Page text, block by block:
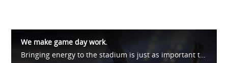
We make game day work.
Bringing energy to the stadium is just as important to us as it is to the fans. And we don't stop there. We're out on the fairways and all along the racetrack too. See how we help make game day possible at https://eaton.works/38avU4Z #WhatMatters